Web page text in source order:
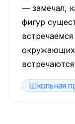
— замечал,
фигур
нашей
Школьная